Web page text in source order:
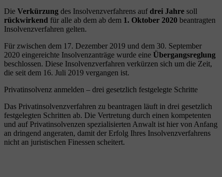
Die Verkürzung des Insolvenzverfahrens aufdrei Jahre soll
rückwirkend für alle ab dem ab dem 1. Oktober 2020 beantragten
Insolvenzverfahren gelten.
Für zwischen dem 17. Dezember 2019 und dem 30. September
2020 eingereichte Insolvenzanträge wurde eine Übergangsreglung
beschlossen. Diese Insolvenzverfahren verkürzen sich um die Zeit,
die seit dem 16. Juli 2019 vergangen ist.
Privatinsolvenz anmelden – drei gesetzlich festgelegte Schritte
Das Privatinsolvenzverfahren zu beantragen läuft in drei gesetzlich
festgelegten Schritten ab. Die Vertretung durch einen kompetenten
und auf Privatinsolvenzen spezialisierten Anwalt ist hier von Anfang
an dringend angeraten, damit der Erfolg Ihres Insolvenzverfahrens
nicht an juristischen Finessen scheitert.